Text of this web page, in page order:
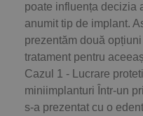
poate influența decizia
anumit tip de implant.
prezentăm două
tratament pentru
Cazul 1 - Lucrare
miniimplanturi Într-un
s-a prezentat cu o